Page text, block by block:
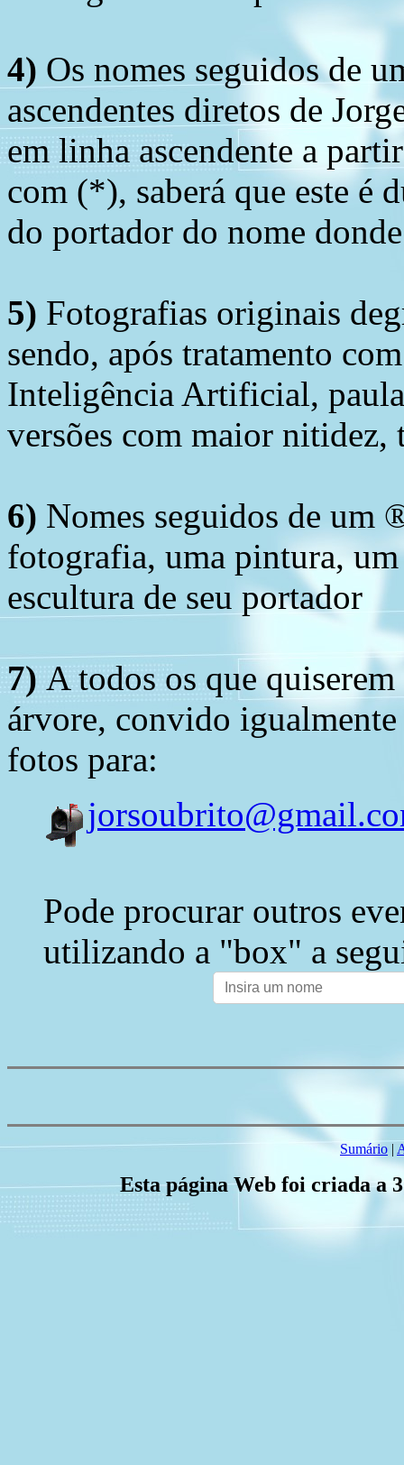
4) Os nomes seguidos de
ascendentes diretos de
em linha ascendente a
com (*), saberá que este é
do portador do nome
5) Fotografias originais
sendo, após tratamento
Inteligência Artificial,
versões com maior nitidez,
6) Nomes seguidos de um
fotografia, uma pintura,
escultura de seu portador
7) A todos os que
árvore, convido
fotos para:
Pode procurar outros
utilizando a "box" a
Sumário |
Esta página Web foi criada a